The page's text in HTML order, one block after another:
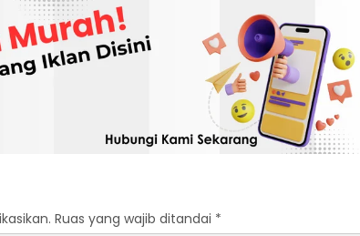
Ruas yang wajib ditandai *